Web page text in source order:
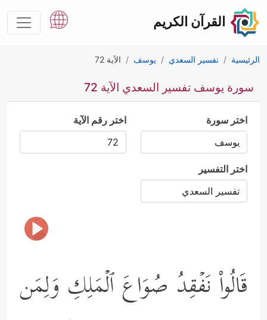
القرآن الكريم
الرئيسية تفسير السعدي يوسف الآية 72
سورة يوسف تفسير السعدي الآية 72
اختر سورة اختر رقم الآية
اختر التفسير
قَالُواْ نَفۡقِدُ صُوَاعَ ٱلۡمَلِكِ وَلِمَن